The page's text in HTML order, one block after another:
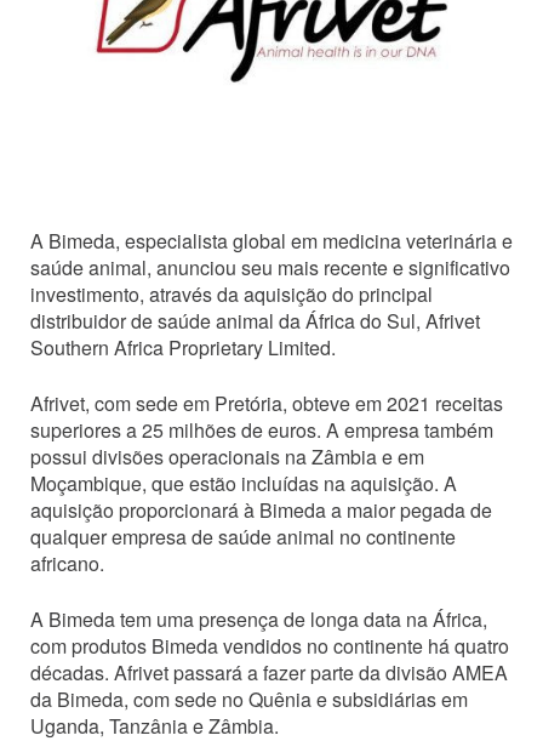
A Bimeda, especialista global em medicina veterinária e
saúde animal, anunciou seu mais recente e significativo
investimento, através da aquisição do principal
distribuidor de saúde animal da África do Sul, Afrivet
Southern Africa Proprietary Limited.
Afrivet, com sede em Pretória, obteve em 2021 receitas
superiores a 25 milhões de euros. A empresa também
possui divisões operacionais na Zâmbia e em
Moçambique, que estão incluídas na aquisição. A
aquisição proporcionará à Bimeda a maior pegada de
qualquer empresa de saúde animal no continente
africano.
A Bimeda tem uma presença de longa data na África,
com produtos Bimeda vendidos no continente há quatro
décadas. Afrivet passará a fazer parte da divisão AMEA
da Bimeda, com sede no Quênia e subsidiárias em
Uganda, Tanzânia e Zâmbia.